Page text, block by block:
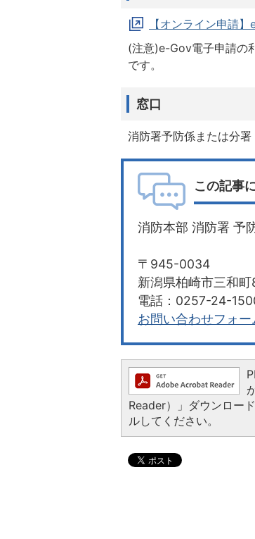
【オンライン申請
(注意)e-Gov電子申請の
です。
窓口
消防署予防係または分署
この記事
消防本部 消防署 予
〒945-0034
新潟県柏崎市三和
電話：0257-24-
お問い合わせフォー
Reader）」ダウンロー
ルしてください。